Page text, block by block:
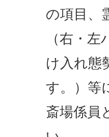
の項目、
（右・
け入れ態
す。）等
斎場係員